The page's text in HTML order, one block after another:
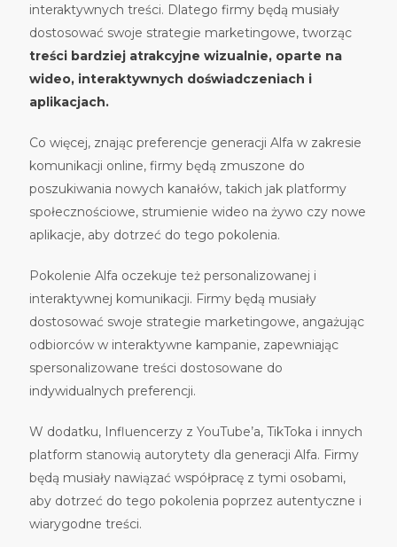
interaktywnych treści. Dlatego firmy będą musiały
dostosować swoje strategie marketingowe, tworząc
treści bardziej atrakcyjne wizualnie, oparte na
wideo, interaktywnych doświadczeniach i
aplikacjach.
Co więcej, znając preferencje generacji Alfa w zakresie
komunikacji online, firmy będą zmuszone do
poszukiwania nowych kanałów, takich jak platformy
społecznościowe, strumienie wideo na żywo czy nowe
aplikacje, aby dotrzeć do tego pokolenia.
Pokolenie Alfa oczekuje też personalizowanej i
interaktywnej komunikacji. Firmy będą musiały
dostosować swoje strategie marketingowe, angażując
odbiorców w interaktywne kampanie, zapewniając
spersonalizowane treści dostosowane do
indywidualnych preferencji.
W dodatku, Influencerzy z YouTube’a, TikToka i innych
platform stanowią autorytety dla generacji Alfa. Firmy
będą musiały nawiązać współpracę z tymi osobami,
aby dotrzeć do tego pokolenia poprzez autentyczne i
wiarygodne treści.